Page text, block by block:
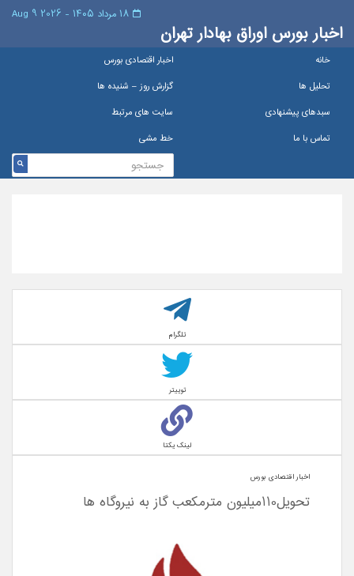
اخبار بورس اوراق بهادار تهران
خانه
اخبار اقتصادی بورس
تحلیل ها
گزارش روز – شنيده ها
سبدهای پیشنهادی
سایت های مرتبط
تماس با ما
خط مشی
تلگرام
توییتر
لینک یکتا
اخبار اقتصادی بورس
تحویل110ميليون مترمکعب گاز به نيروگاه ها